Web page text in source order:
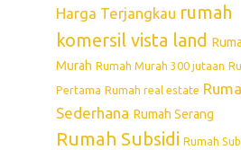
Harga Terjangkau rumah
komersil vista land
Murah Rumah Murah 300 jutaan
Pertama Rumah real estate
Sederhana Rumah Serang
Rumah Subsidi Rumah